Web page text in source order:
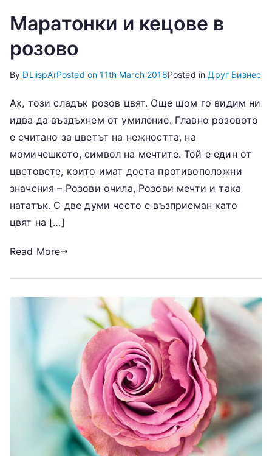
Маратонки и кецове в
розово
By DLiispArPosted on11th March 2018Posted in Друг Бизнес
Ах, този сладък розов цвят. Още щом го видим ни
идва да въздъхнем от умиление. Главно розовото
е считано за цветът на нежността, на
момичешкото, символ на мечтите. Той е един от
цветовете, които имат доста противоположни
значения – Розови очила, Розови мечти и така
нататък. С две думи често е възприеман като
цвят на […]
Read More